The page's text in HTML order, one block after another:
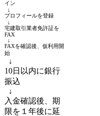
イン
↓
プロフィールを登録
↓
宅建取引業者免許証を
FAX
↓
FAXを確認後、仮利用開
始
↓
10日以内に銀行
振込
↓
入金確認後、期
限を１年後に延